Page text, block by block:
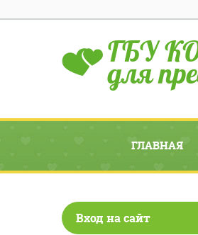
ГБУ
для
ГЛАВНАЯ
Вход на сайт